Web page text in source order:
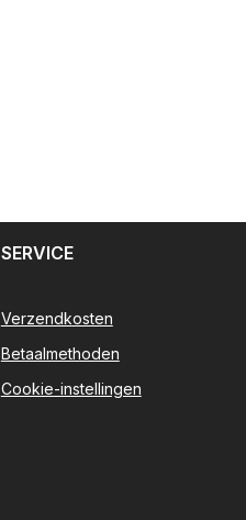
SERVICE
Verzendkosten
Betaalmethoden
Cookie-instellingen